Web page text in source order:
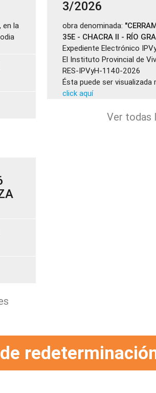
en la
3/2026
obra denominada:
35E - CHACRA II - RÍO
Expediente Electrónico
El Instituto Provincial de
RES-IPVyH-1140-2026
Ésta puede ser visualizada
click aquí
Ver todas